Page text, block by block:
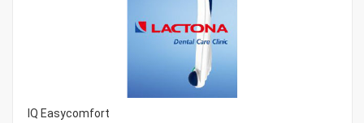
IQ Easycomfort